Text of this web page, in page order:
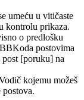
umeću u vitičaste
kontrolu prikaza.
o predlošku
postovima
post [poruku] na
kojemu možeš
postova.